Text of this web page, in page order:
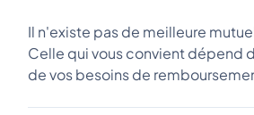
Il n'existe pas de meilleure
Celle qui vous convient dépend
de vos besoins de